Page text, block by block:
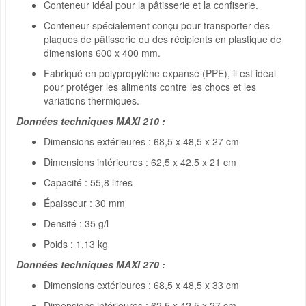
Conteneur idéal pour la pâtisserie et la confiserie.
Conteneur spécialement conçu pour transporter des
plaques de pâtisserie ou des récipients en plastique de
dimensions 600 x 400 mm.
Fabriqué en polypropylène expansé (PPE), il est idéal
pour protéger les aliments contre les chocs et les
variations thermiques.
Données techniques MAXI 210 :
Dimensions extérieures : 68,5 x 48,5 x 27 cm
Dimensions intérieures : 62,5 x 42,5 x 21 cm
Capacité : 55,8 litres
Épaisseur : 30 mm
Densité : 35 g/l
Poids : 1,13 kg
Données techniques MAXI 270 :
Dimensions extérieures : 68,5 x 48,5 x 33 cm